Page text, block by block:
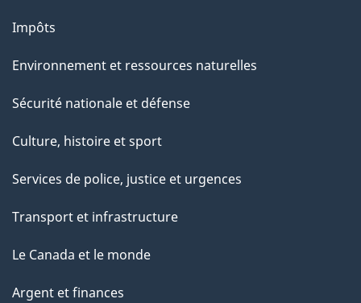
Impôts
Environnement et ressources naturelles
Sécurité nationale et défense
Culture, histoire et sport
Services de police, justice et urgences
Transport et infrastructure
Le Canada et le monde
Argent et finances